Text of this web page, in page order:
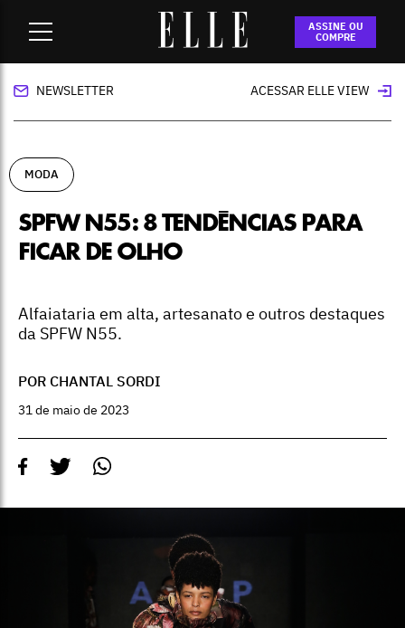
ASSINE OU
COMPRE
SPFW N55: 8 tendências para ficar de olho
NEWSLETTER ACESSAR ELLE VIEW
MODA
SPFW N55: 8 TENDÊNCIAS PARA
FICAR DE OLHO
Alfaiataria em alta, artesanato e outros destaques
da SPFW N55.
POR CHANTAL SORDI
31 de maio de 2023